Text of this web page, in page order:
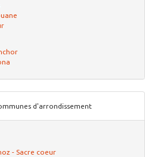
d'arrondissement
- Sacre coeur